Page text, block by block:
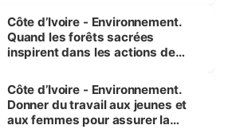
Côte d’Ivoire - Environnement.
Quand les forêts sacrées
inspirent dans les actions de
Côte d’Ivoire - Environnement.
Donner du travail aux jeunes et
aux femmes pour assurer la